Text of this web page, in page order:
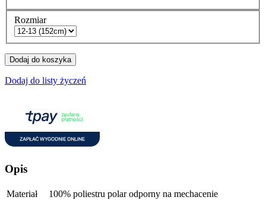
Rozmiar
Dodaj do koszyka
Dodaj do listy życzeń
Opis
Materiał
100% poliestru polar odporny na mechacenie